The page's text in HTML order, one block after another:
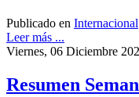
Publicado en Internacional
Leer más ...
Viernes, 06 Diciembre
Resumen